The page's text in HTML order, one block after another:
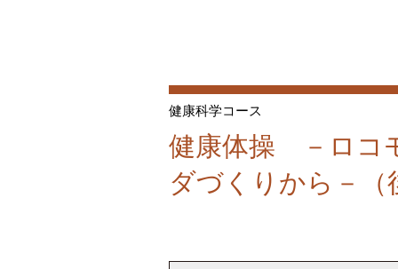
健康科学コース
健康体操 －ロコ
ダづくりから－